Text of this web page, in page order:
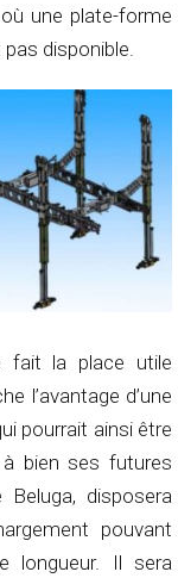
une plate-forme
disponible.
fait la place utile
l’avantage d’une
pourrait ainsi être
bien ses futures
disposera
pouvant
longueur. Il sera